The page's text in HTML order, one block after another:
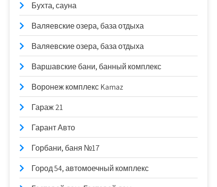
Бухта, сауна
Валяевские озера, база отдыха
Валяевские озера, база отдыха
Варшавские бани, банный комплекс
Воронеж комплекс Kamaz
Гараж 21
Гарант Авто
Горбани, баня №17
Город 54, автомоечный комплекс